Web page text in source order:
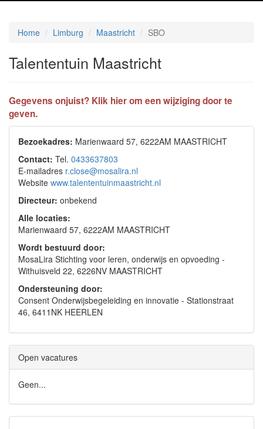
Home Limburg Maastricht SBO
Talententuin Maastricht
Gegevens onjuist? Klik hier om een wijziging door te
geven.
Bezoekadres: Marienwaard 57, 6222AM MAASTRICHT
Contact: Tel. 0433637803
E-mailadres r.close@mosalira.nl
Website www.talententuinmaastricht.nl
Directeur: onbekend
Alle locaties:
Marienwaard 57, 6222AM MAASTRICHT
Wordt bestuurd door:
MosaLira Stichting voor leren, onderwijs en opvoeding -
Withuisveld 22, 6226NV MAASTRICHT
Ondersteuning door:
Consent Onderwijsbegeleiding en innovatie - Stationstraat
46, 6411NK HEERLEN
Open vacatures
Geen...